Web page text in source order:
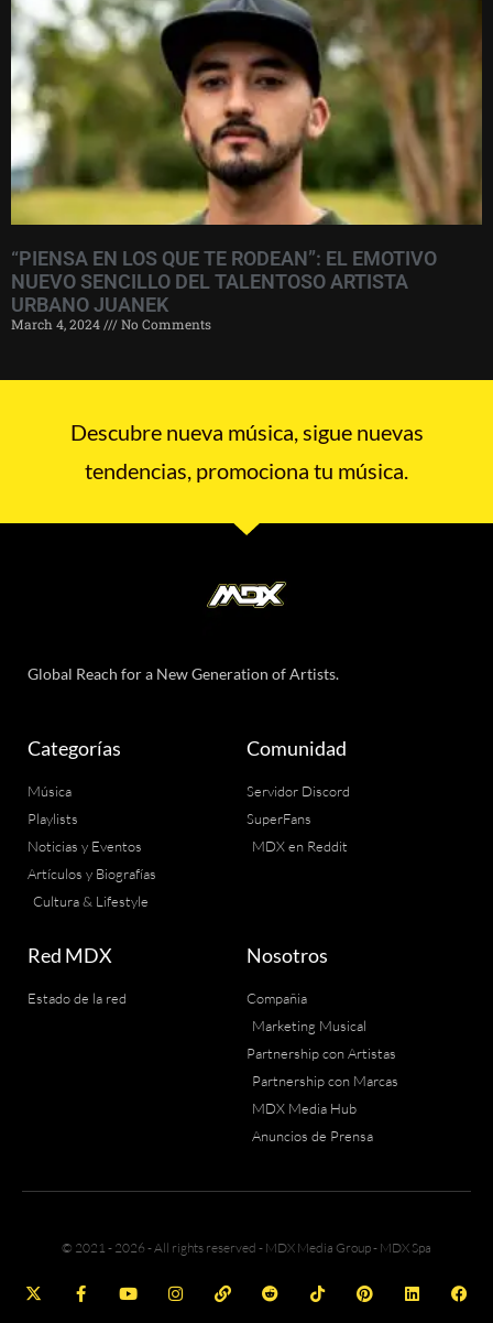
“PIENSA EN LOS QUE TE RODEAN”: EL EMOTIVO
NUEVO SENCILLO DEL TALENTOSO ARTISTA
URBANO JUANEK
March 4, 2024 No Comments
Descubre nueva música, sigue nuevas
tendencias, promociona tu música.
Global Reach for a New Generation of Artists.
Categorías
Música
Playlists
Noticias y Eventos
Artículos y Biografías
Cultura & Lifestyle
Comunidad
Servidor Discord
SuperFans
MDX en Reddit
Red MDX
Estado de la red
Nosotros
Compañia
Marketing Musical
Partnership con Artistas
Partnership con Marcas
MDX Media Hub
Anuncios de Prensa
© 2021 - 2026 - All rights reserved - MDX Media Group - MDX Spa